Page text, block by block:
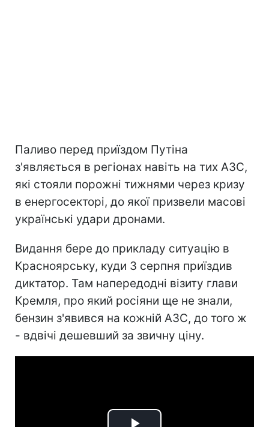
Паливо перед приїздом Путіна
з'являється в регіонах навіть на тих АЗС,
які стояли порожні тижнями через кризу
в енергосекторі, до якої призвели масові
українські удари дронами.
Видання бере до прикладу ситуацію в
Красноярську, куди 3 серпня приїздив
диктатор. Там напередодні візиту глави
Кремля, про який росіяни ще не знали,
бензин з'явився на кожній АЗС, до того ж
- вдвічі дешевший за звичну ціну.